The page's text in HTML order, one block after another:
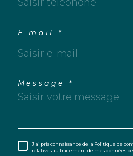
E-mail *
Message *
J'ai pris connaissance de la Politique de
relatives au traitement de mes données